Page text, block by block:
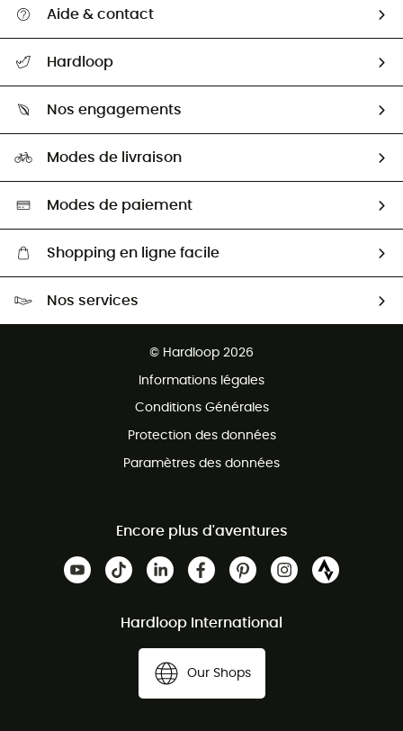
Aide & contact
Guide des tailles
Seconde Main
Aide & Contact
Hardloop
HardGuides
Nos engagements
Sélection éco-responsable
Modes de livraison
Modes de paiement
Shopping en ligne facile
Nos services
© Hardloop 2026
Informations légales
Conditions Générales
Protection des données
Paramètres des données
Encore plus d'aventures
Hardloop International
Our Shops